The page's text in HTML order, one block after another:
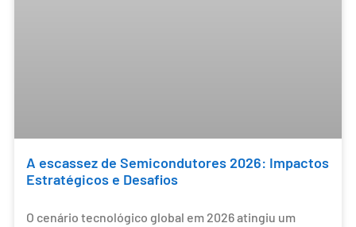
A escassez de Semicondutores 2026: Impactos
Estratégicos e Desafios
O cenário tecnológico global em 2026 atingiu um